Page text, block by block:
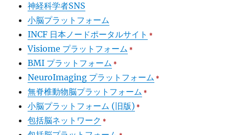
神経科学者SNS
小脳プラットフォーム
INCF 日本ノードポータルサイト
*
Visiome プラットフォーム *
BMI プラットフォーム *
NeuroImaging プラットフォーム *
無脊椎動物脳プラットフォーム *
小脳プラットフォーム (旧版) *
包括脳ネットワーク *